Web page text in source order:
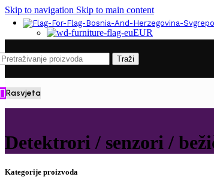
Skip to navigation Skip to main content
EUR
Traži
Rasvjeta
Detektrori / senzori /
Kategorije proizvoda